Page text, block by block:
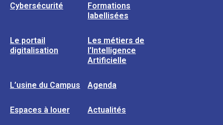
Cybersécurité
Formations
labellisées
Le portail
digitalisation
Les métiers de
l’Intelligence
Artificielle
L’usine du Campus Agenda
Espaces à louer Actualités